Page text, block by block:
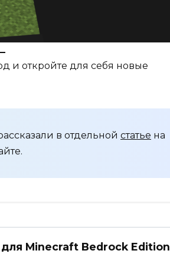
и откройте для себя новые
в отдельной статье на
Minecraft Bedrock Edition